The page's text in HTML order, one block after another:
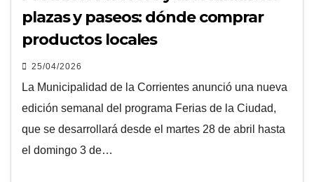
plazas y paseos: dónde comprar
productos locales
25/04/2026
La Municipalidad de la Corrientes anunció una nueva
edición semanal del programa Ferias de la Ciudad,
que se desarrollará desde el martes 28 de abril hasta
el domingo 3 de…